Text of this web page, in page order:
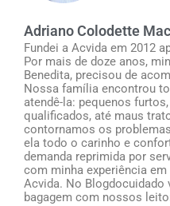
Adriano Colodette
Fundei a Acvida em 2012
Por mais de doze anos,
Benedita, precisou de
Nossa família encontrou
atendê-la: pequenos
qualificados, até maus
contornamos os
ela todo o carinho e
demanda reprimida por
com minha experiência
Acvida. No
bagagem com nossos